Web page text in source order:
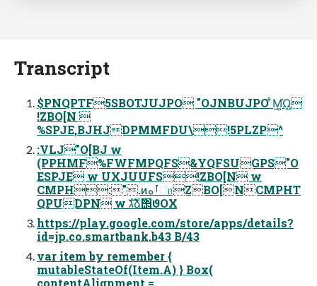
Transcript
$PNQPTF5SBOTJUJPO "OJNBUJPO ͋Μ͍͟Ώ͖
!ZBO[N 
%SPJE,BJHJDPMMFDU\!5PLZP^
:VLJ"O[BJ w
(PPHMF%FWFMPQFS&YQFSUGPS"O
ESPJE w UXJUUFS!ZBO[N w
CMPH:".ͷࡶهாZBO[NCMPHT
QPUDPN w גࣜձࣾ΢ϑΟΧ
https://play.google.com/store/apps/details?
id=jp.co.smartbank.b43 B/43
var item by remember {
mutableStateOf(Item.A) } Box(
contentAlignment =